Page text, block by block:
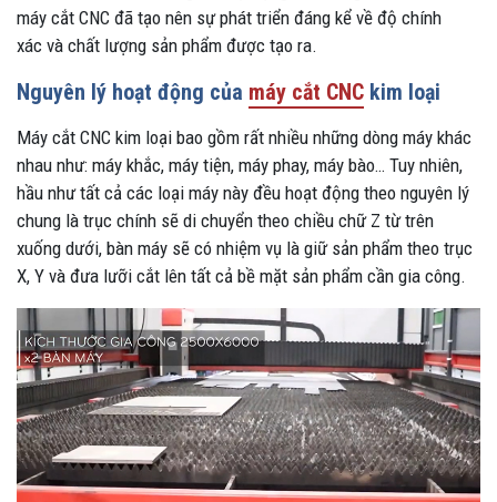
máy cắt CNC đã tạo nên sự phát triển đáng kể về độ chính
xác và chất lượng sản phẩm được tạo ra.
Nguyên lý hoạt động của máy cắt CNC kim loại
Máy cắt CNC kim loại bao gồm rất nhiều những dòng máy khác
nhau như: máy khắc, máy tiện, máy phay, máy bào… Tuy nhiên,
hầu như tất cả các loại máy này đều hoạt động theo nguyên lý
chung là trục chính sẽ di chuyển theo chiều chữ Z từ trên
xuống dưới, bàn máy sẽ có nhiệm vụ là giữ sản phẩm theo trục
X, Y và đưa lưỡi cắt lên tất cả bề mặt sản phẩm cần gia công.